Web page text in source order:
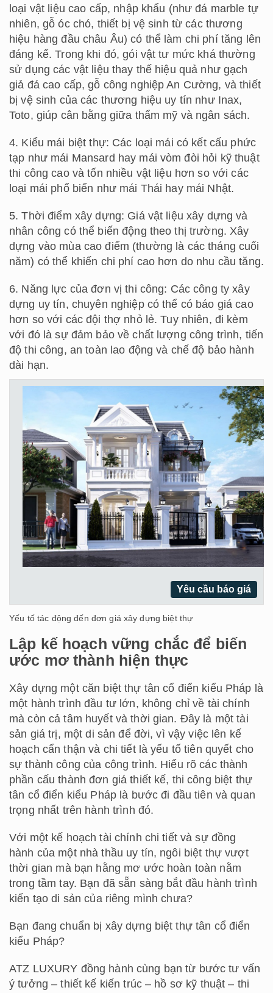
loại vật liệu cao cấp, nhập khẩu (như đá marble tự
nhiên, gỗ óc chó, thiết bị vệ sinh từ các thương
hiệu hàng đầu châu Âu) có thể làm chi phí tăng lên
đáng kể. Trong khi đó, gói vật tư mức khá thường
sử dụng các vật liệu thay thế hiệu quả như gạch
giả đá cao cấp, gỗ công nghiệp An Cường, và thiết
bị vệ sinh của các thương hiệu uy tín như Inax,
Toto, giúp cân bằng giữa thẩm mỹ và ngân sách.
4. Kiểu mái biệt thự: Các loại mái có kết cấu phức
tạp như mái Mansard hay mái vòm đòi hỏi kỹ thuật
thi công cao và tốn nhiều vật liệu hơn so với các
loại mái phổ biến như mái Thái hay mái Nhật.
5. Thời điểm xây dựng: Giá vật liệu xây dựng và
nhân công có thể biến động theo thị trường. Xây
dựng vào mùa cao điểm (thường là các tháng cuối
năm) có thể khiến chi phí cao hơn do nhu cầu tăng.
6. Năng lực của đơn vị thi công: Các công ty xây
dựng uy tín, chuyên nghiệp có thể có báo giá cao
hơn so với các đội thợ nhỏ lẻ. Tuy nhiên, đi kèm
với đó là sự đảm bảo về chất lượng công trình, tiến
độ thi công, an toàn lao động và chế độ bảo hành
dài hạn.
Yêu cầu báo giá
Yếu tố tác động đến đơn giá xây dựng biệt thự
Lập kế hoạch vững chắc để biến
ước mơ thành hiện thực
Xây dựng một căn biệt thự tân cổ điển kiểu Pháp là
một hành trình đầu tư lớn, không chỉ về tài chính
mà còn cả tâm huyết và thời gian. Đây là một tài
sản giá trị, một di sản để đời, vì vậy việc lên kế
hoạch cẩn thận và chi tiết là yếu tố tiên quyết cho
sự thành công của công trình. Hiểu rõ các thành
phần cấu thành đơn giá thiết kế, thi công biệt thự
tân cổ điển kiểu Pháp là bước đi đầu tiên và quan
trọng nhất trên hành trình đó.
Với một kế hoạch tài chính chi tiết và sự đồng
hành của một nhà thầu uy tín, ngôi biệt thự vượt
thời gian mà bạn hằng mơ ước hoàn toàn nằm
trong tầm tay. Bạn đã sẵn sàng bắt đầu hành trình
kiến tạo di sản của riêng mình chưa?
Bạn đang chuẩn bị xây dựng biệt thự tân cổ điển
kiểu Pháp?
ATZ LUXURY đồng hành cùng bạn từ bước tư vấn
ý tưởng – thiết kế kiến trúc – hồ sơ kỹ thuật – thi